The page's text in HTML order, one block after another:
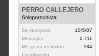
PERRO CALLEJERO
Soloporschista
Se incorporó:
10/5/07
Mensajes:
2.711
Me gusta recibidos:
184
Localización: